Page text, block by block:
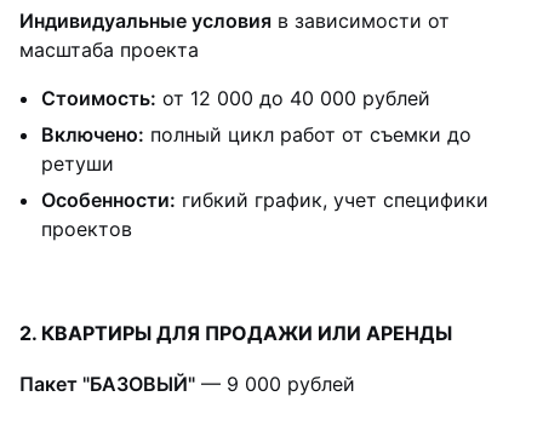
Индивидуальные условия в зависимости от
масштаба проекта
Стоимость: от 12 000 до 40 000 рублей
Включено: полный цикл работ от съемки до
ретуши
Особенности: гибкий график, учет специфики
проектов
2. КВАРТИРЫ ДЛЯ ПРОДАЖИ ИЛИ АРЕНДЫ
Пакет "БАЗОВЫЙ" — 9 000 рублей